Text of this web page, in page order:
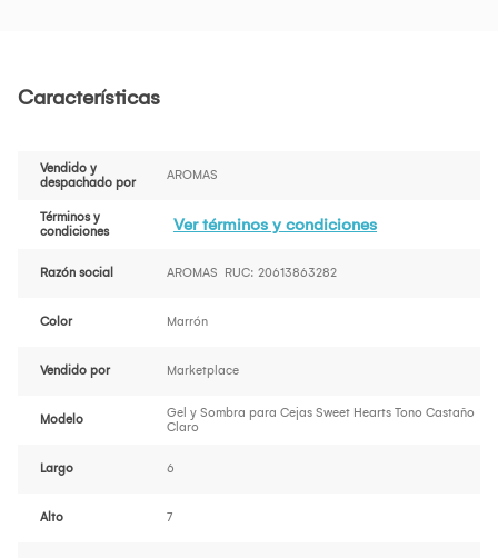
Características
Vendido y
despachado por
AROMAS
Términos y
condiciones
Ver términos y condiciones
Razón social AROMAS RUC: 20613863282
Color Marrón
Vendido por Marketplace
Modelo
Gel y Sombra para Cejas Sweet Hearts Tono Castaño
Claro
Largo 6
Alto 7